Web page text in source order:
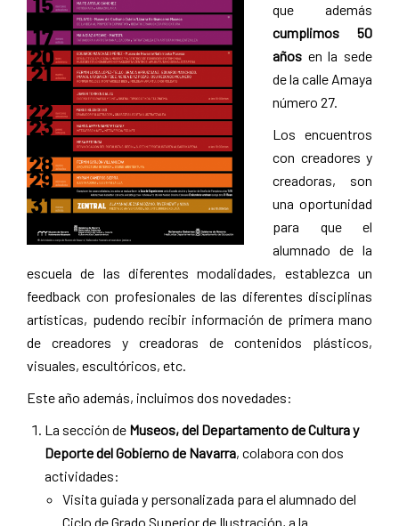
que además
cumplimos 50
años en la sede
de la calle Amaya
número 27.
Los encuentros
con creadores y
creadoras, son
una oportunidad
para que el
alumnado de la
escuela de las diferentes modalidades, establezca un
feedback con profesionales de las diferentes disciplinas
artísticas, pudendo recibir información de primera mano
de creadores y creadoras de contenidos plásticos,
visuales, escultóricos, etc.
Este año además, incluimos dos novedades:
La sección de Museos, del Departamento de Cultura y
Deporte del Gobierno de Navarra, colabora con dos
actividades:
Visita guiada y personalizada para el alumnado del
Ciclo de Grado Superior de Ilustración, a la